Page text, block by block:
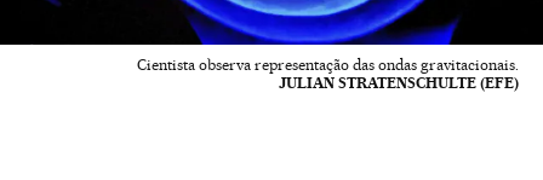
Cientista observa representação das ondas gravitacionais.
JULIAN STRATENSCHULTE (EFE)